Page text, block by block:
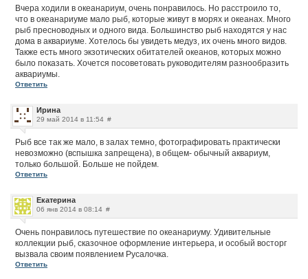
Вчера ходили в океанариум, очень понравилось. Но расстроило то,
что в океанариуме мало рыб, которые живут в морях и океанах. Много
рыб пресноводных и одного вида. Большинство рыб находятся у нас
дома в аквариуме. Хотелось бы увидеть медуз, их очень много видов.
Также есть много экзотических обитателей океанов, которых можно
было показать. Хочется посоветовать руководителям разнообразить
аквариумы.
Ответить
Ирина
29 май 2014 в 11:54 #
Рыб все так же мало, в залах темно, фотографировать практически
невозможно (вспышка запрещена), в общем- обычный аквариум,
только большой. Больше не пойдем.
Ответить
Екатерина
06 янв 2014 в 08:14 #
Очень понравилось путешествие по океанариуму. Удивительные
коллекции рыб, сказочное оформление интерьера, и особый восторг
вызвала своим появлением Русалочка.
Ответить